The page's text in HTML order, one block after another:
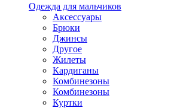
Одежда для мальчиков
Аксессуары
Брюки
Джинсы
Другое
Жилеты
Кардиганы
Комбинезоны
Комбинезоны
Куртки